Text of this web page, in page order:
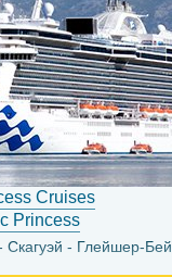
Cruises
Princess
Скагуэй Глейшер-Бей